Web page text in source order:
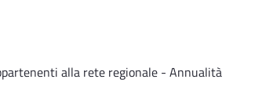
alla rete regionale - Annualità